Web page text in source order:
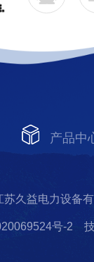
产品中
久益电力设备
号-2